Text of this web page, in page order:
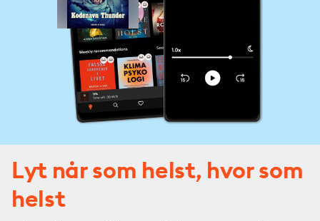
Lyt når som helst, hvor som
helst